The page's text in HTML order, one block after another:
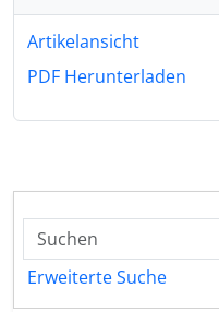
Artikelansicht
PDF Herunterladen
Erweiterte Suche